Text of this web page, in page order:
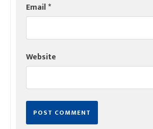
Email*
Website